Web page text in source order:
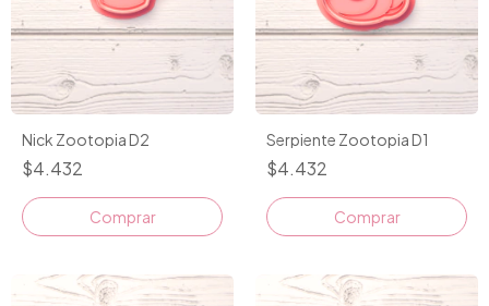
Nick Zootopia D2
$4.432
Comprar
Serpiente Zootopia D1
$4.432
Comprar